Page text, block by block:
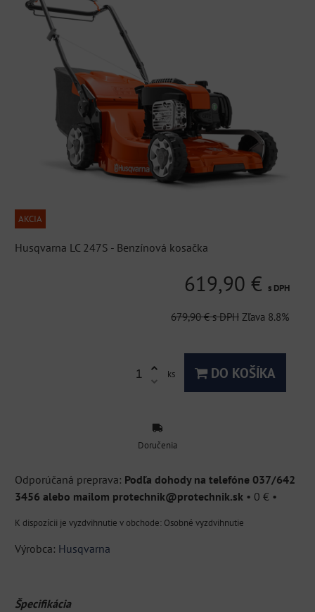
AKCIA
Husqvarna LC 247S - Benzínová kosačka
619,90 € s DPH
679,90 € s DPH Zľava 8.8%
ks DO KOŠÍKA
Doručenia
Podľa dohody na telefóne 037/642
3456 alebo mailom protechnik@protechnik.sk • 0 € •
Osobné vyzdvihnutie
Výrobca: Husqvarna
Špecifikácia